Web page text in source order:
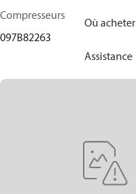
Où acheter
Assistance
Compresseurs
097B82263